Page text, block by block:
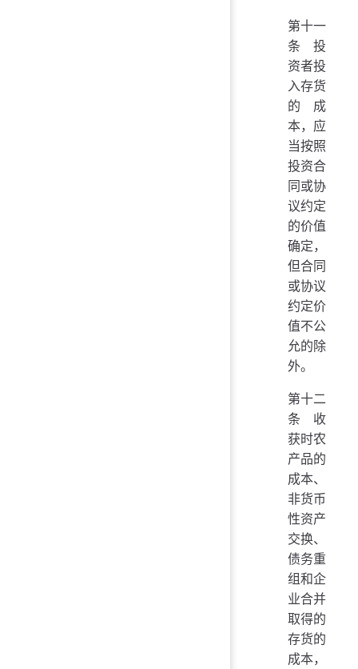
第十一
条 投
资者投
入存货
的成
本，应
当按照
投资合
同或协
议约定
的价值
确定，
但合同
或协议
约定价
值不公
允的除
外。
第十二
条 收
获时农
产品的
成本、
非货币
性资产
交换、
债务重
组和企
业合并
取得的
存货的
成本，